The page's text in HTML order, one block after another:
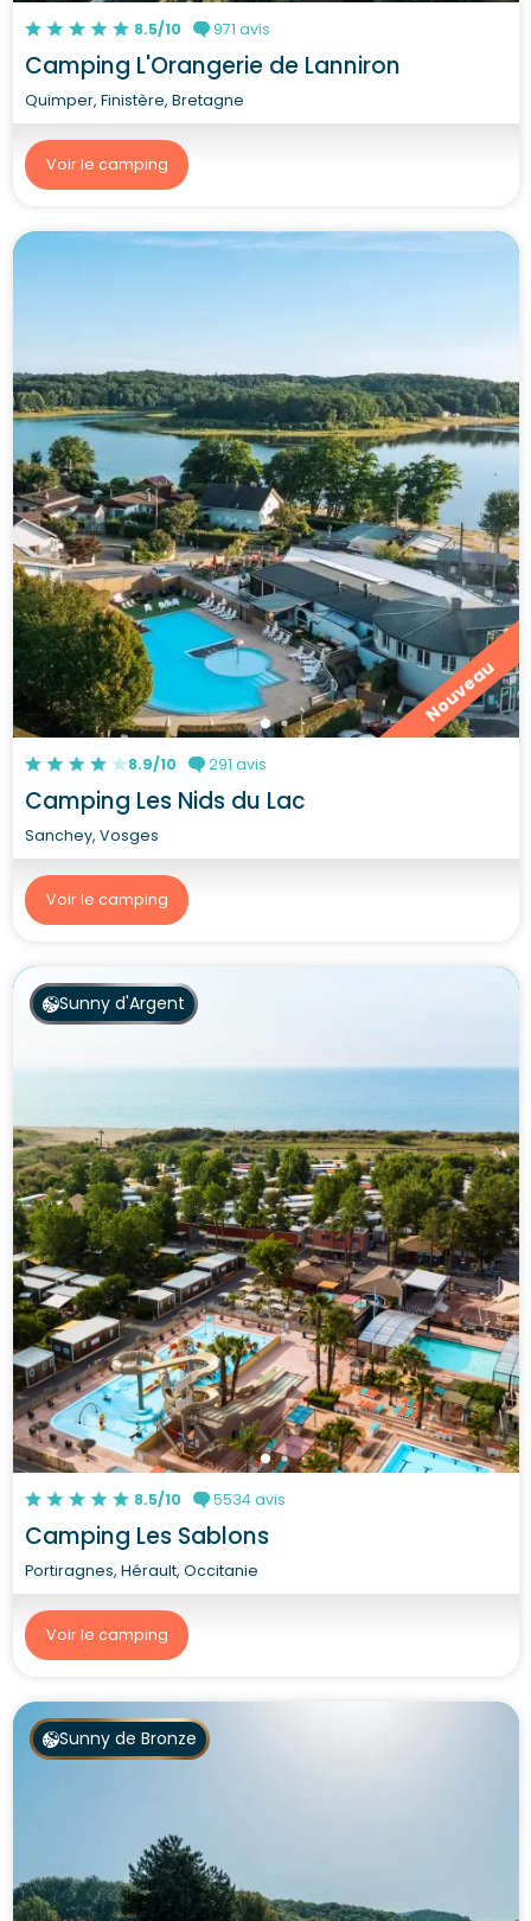
8.5/10 971 avis
Camping L'Orangerie de Lanniron
Quimper, Finistère, Bretagne
Voir le camping
Nouveau
8.9/10 291 avis
Camping Les Nids du Lac
Sanchey, Vosges
Voir le camping
Sunny d'Argent
8.5/10 5534 avis
Camping Les Sablons
Portiragnes, Hérault, Occitanie
Voir le camping
Sunny de Bronze